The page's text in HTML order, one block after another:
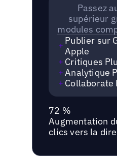
Passez
supérieur
modules
Publier sur
Apple
Critiques
Analytique
Collaborate
72 %
Augmentation
clics vers la